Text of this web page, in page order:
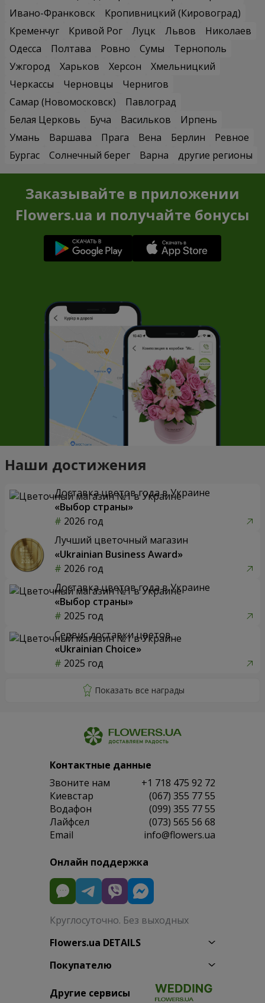
Ивано-Франковск
Кропивницкий (Кировоград)
Кременчуг
Кривой Рог Луцк Львов
Николаев
Одесса
Полтава Ровно Сумы
Тернополь
Ужгород
Харьков Херсон
Хмельницкий
Черкассы
Черновцы
Чернигов
Самар (Новомосковск)
Павлоград
Белая Церковь
Буча Васильков
Ирпень
Умань
Варшава Прага Вена Берлин
Ревное
Бургас
Солнечный берег Варна другие регионы
Заказывайте в приложении
Flowers.ua и получайте бонусы
Наши достижения
Доставка цветов года в Украине
«Выбор страны»
2026 год
Лучший цветочный магазин
«Ukrainian Business Award»
2026 год
Доставка цветов года в Украине
«Выбор страны»
2025 год
Сервис доставки цветов
«Ukrainian Choice»
2025 год
Контактные данные
Звоните нам
+1 718 475 92 72
Киевстар
(067) 355 77 55
Водафон
(099) 355 77 55
Лайфсел
(073) 565 56 68
Email
info@flowers.ua
Онлайн поддержка
Круглосуточно. Без выходных
Flowers.ua DETAILS
Покупателю
Другие сервисы